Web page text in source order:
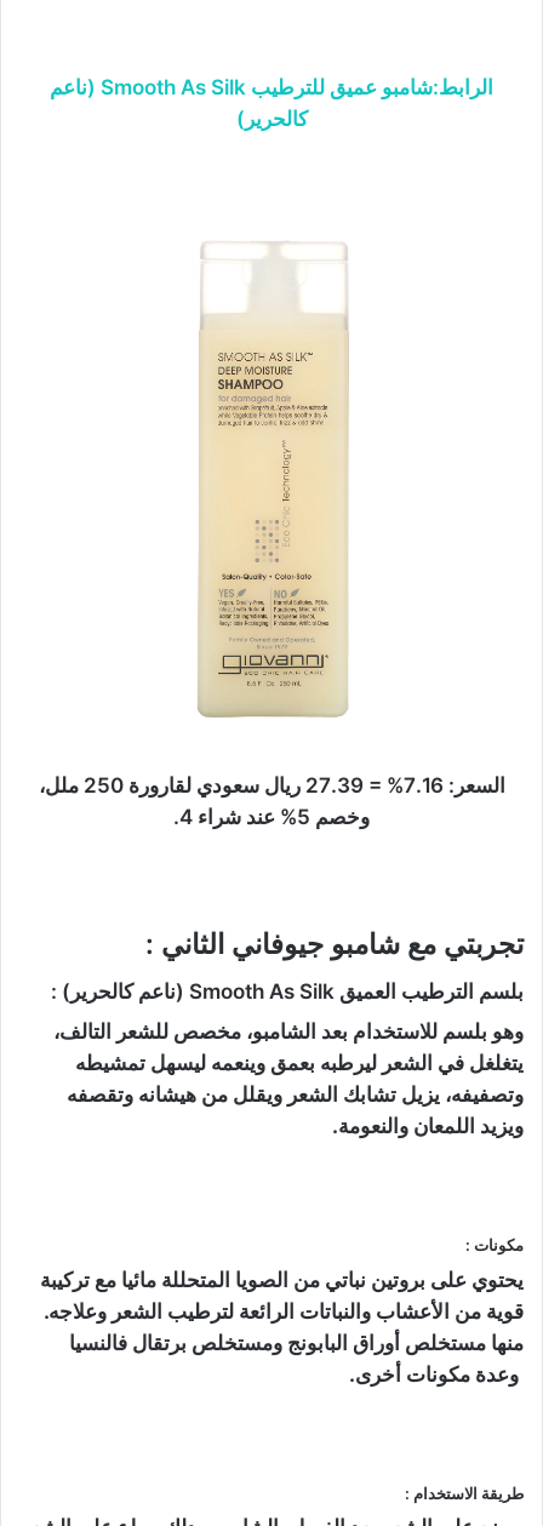
الرابط:شامبو عميق للترطيب Smooth As Silk (ناعم
كالحرير)
السعر: 7.16% = 27.39 ريال سعودي لقارورة 250 ملل،
وخصم 5% عند شراء 4.
تجربتي مع شامبو جيوفاني الثاني :
بلسم الترطيب العميق Smooth As Silk (ناعم كالحرير) :
وهو بلسم للاستخدام بعد الشامبو، مخصص للشعر التالف،
يتغلغل في الشعر ليرطبه بعمق وينعمه ليسهل تمشيطه
وتصفيفه، يزيل تشابك الشعر ويقلل من هيشانه وتقصفه
ويزيد اللمعان والنعومة.
مكونات :
يحتوي على بروتين نباتي من الصويا المتحللة مائيا مع تركيبة
قوية من الأعشاب والنباتات الرائعة لترطيب الشعر وعلاجه.
منها مستخلص أوراق البابونج ومستخلص برتقال فالنسيا
وعدة مكونات أخرى.
طريقة الاستخدام :